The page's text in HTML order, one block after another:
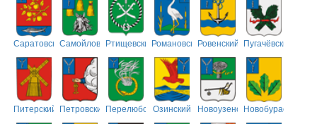
СаратовскийСамойловскийРтищевскийРомановскийРовенский Пугачёвский
Питерский ПетровскийПерелюбскийОзинский НовоузенскийНовобурасский